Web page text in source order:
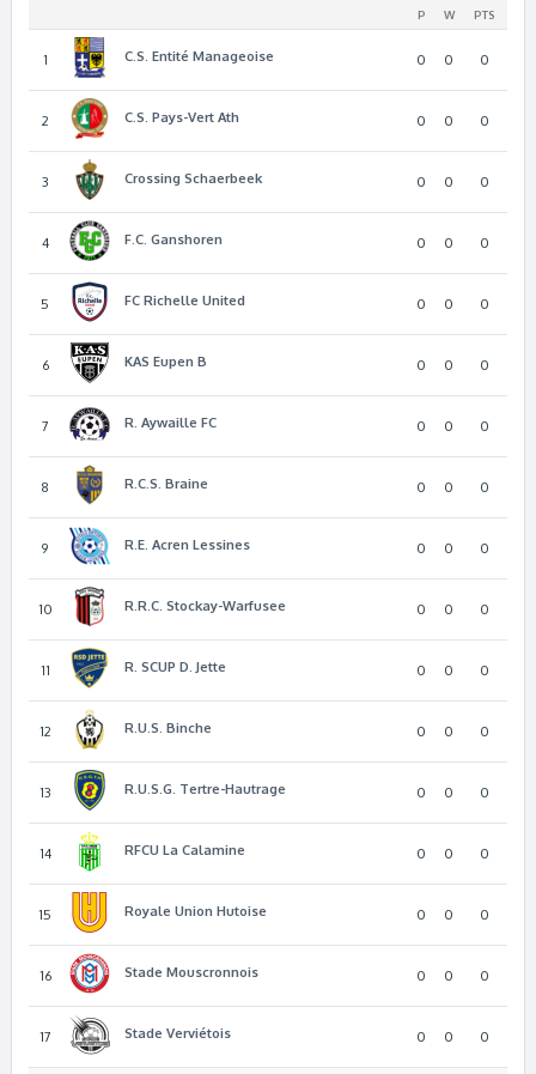
P W PTS
1 C.S. Entité Manageoise 0 0 0
2 C.S. Pays-Vert Ath 0 0 0
3 Crossing Schaerbeek 0 0 0
4 F.C. Ganshoren 0 0 0
5 FC Richelle United 0 0 0
6 KAS Eupen B 0 0 0
7 R. Aywaille FC 0 0 0
8 R.C.S. Braine 0 0 0
9 R.E. Acren Lessines 0 0 0
10 R.R.C. Stockay-Warfusee 0 0 0
11 R. SCUP D. Jette 0 0 0
12 R.U.S. Binche 0 0 0
13 R.U.S.G. Tertre-Hautrage 0 0 0
14 RFCU La Calamine 0 0 0
15 Royale Union Hutoise 0 0 0
16 Stade Mouscronnois 0 0 0
17 Stade Verviétois 0 0 0